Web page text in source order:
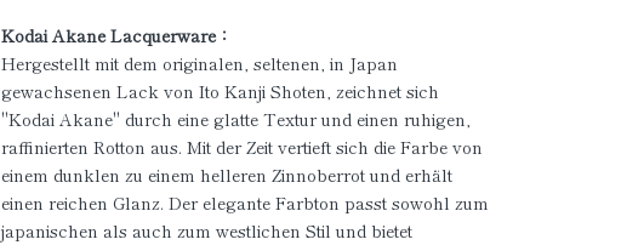
Kodai Akane Lacquerware：
Hergestellt mit dem originalen, seltenen, in Japan
gewachsenen Lack von Ito Kanji Shoten, zeichnet sich
"Kodai Akane" durch eine glatte Textur und einen ruhigen,
raffinierten Rotton aus. Mit der Zeit vertieft sich die Farbe von
einem dunklen zu einem helleren Zinnoberrot und erhält
einen reichen Glanz. Der elegante Farbton passt sowohl zum
japanischen als auch zum westlichen Stil und bietet